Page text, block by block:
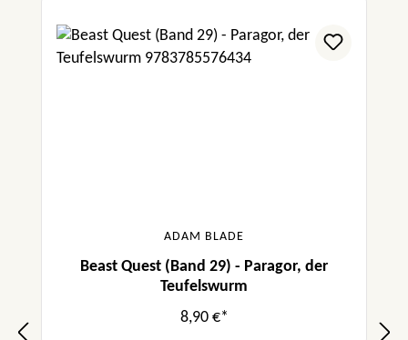
ADAM BLADE
Beast Quest (Band 29) - Paragor, der
Teufelswurm
8,90 €*